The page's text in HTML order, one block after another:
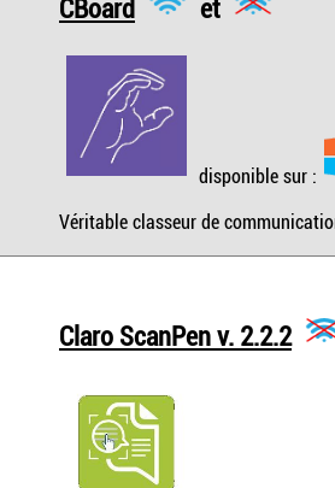
disponible sur :
Véritable classeur de
Claro ScanPen v. 2.2.2